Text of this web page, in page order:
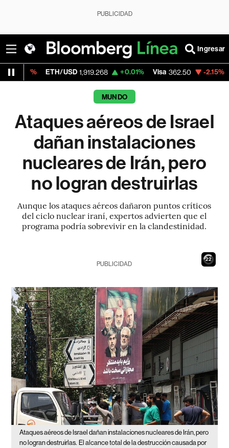
PUBLICIDAD
Ingresar
ETH/USD 1,919.268 +0.01% Visa 362.50 -2.15%
MUNDO
Ataques aéreos de Israel
dañan instalaciones
nucleares de Irán, pero
no logran destruirlas
Aunque los ataques aéreos dañaron puntos críticos
del ciclo nuclear iraní, expertos advierten que el
programa podría sobrevivir en la clandestinidad.
21
PUBLICIDAD
Ataques aéreos de Israel dañan instalaciones nucleares de Irán, pero
no logran destruirlas. El alcance total de la destrucción causada por